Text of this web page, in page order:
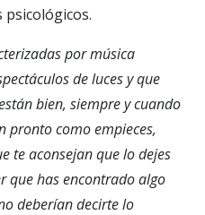
por música
de luces y que
bien, siempre y cuando
pronto como empieces,
te aconsejan que lo dejes
que has encontrado algo
deberían decirte lo